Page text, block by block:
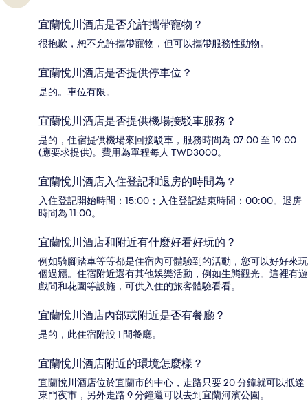
宜蘭悅川酒店是否允許攜帶寵物？
很抱歉，恕不允許攜帶寵物，但可以攜帶服務性動物。
宜蘭悅川酒店是否提供停車位？
是的。車位有限。
宜蘭悅川酒店是否提供機場接駁車服務？
是的，住宿提供機場來回接駁車，服務時間為 07:00 至 19:00
(應要求提供)。費用為單程每人 TWD3000。
宜蘭悅川酒店入住登記和退房的時間為？
入住登記開始時間：15:00；入住登記結束時間：00:00。退房
時間為 11:00。
宜蘭悅川酒店和附近有什麼好看好玩的？
例如騎腳踏車等等都是住宿內可體驗到的活動，您可以好好來玩
個過癮。住宿附近還有其他娛樂活動，例如生態觀光。這裡有遊
戲間和花園等設施，可供入住的旅客體驗看看。
宜蘭悅川酒店內部或附近是否有餐廳？
是的，此住宿附設 1 間餐廳。
宜蘭悅川酒店附近的環境怎麼樣？
宜蘭悅川酒店位於宜蘭市的中心，走路只要 20 分鐘就可以抵達
東門夜市，另外走路 9 分鐘還可以去到宜蘭河濱公園。